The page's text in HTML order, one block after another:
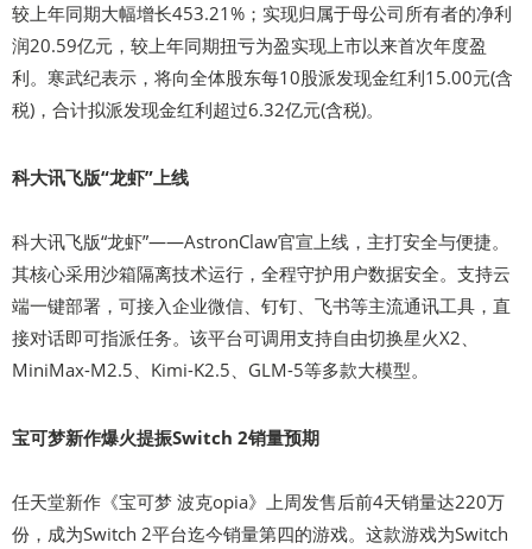
较上年同期大幅增长453.21%；实现归属于母公司所有者的净利
润20.59亿元，较上年同期扭亏为盈实现上市以来首次年度盈
利。寒武纪表示，将向全体股东每10股派发现金红利15.00元(含
税)，合计拟派发现金红利超过6.32亿元(含税)。
科大讯飞版“龙虾”上线
科大讯飞版“龙虾”——AstronClaw官宣上线，主打安全与便捷。
其核心采用沙箱隔离技术运行，全程守护用户数据安全。支持云
端一键部署，可接入企业微信、钉钉、飞书等主流通讯工具，直
接对话即可指派任务。该平台可调用支持自由切换星火X2、
MiniMax-M2.5、Kimi-K2.5、GLM-5等多款大模型。
宝可梦新作爆火提振Switch 2销量预期
任天堂新作《宝可梦 波克opia》上周发售后前4天销量达220万
份，成为Switch 2平台迄今销量第四的游戏。这款游戏为Switch